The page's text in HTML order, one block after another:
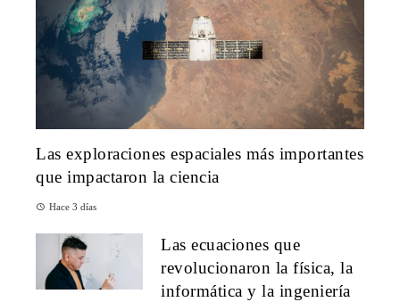
Las exploraciones espaciales más importantes
que impactaron la ciencia
Hace 3 días
Las ecuaciones que
revolucionaron la física, la
informática y la ingeniería